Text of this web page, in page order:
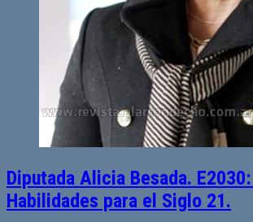
Diputada Alicia Besada.
Habilidades para el Siglo 21.